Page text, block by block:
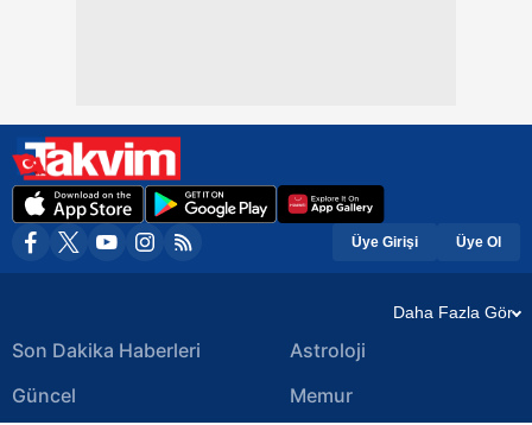
Üye Girişi Üye Ol
Daha Fazla Gör
Son Dakika Haberleri
Güncel
Astroloji
Memur